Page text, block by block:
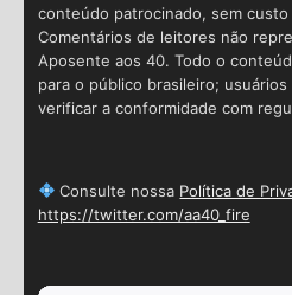
conteúdo patrocinado, sem custo
Comentários de leitores não
Aposente aos 40. Todo o
para o público brasileiro;
verificar a conformidade com
Consulte nossa Política de
https://twitter.com/aa40_fire